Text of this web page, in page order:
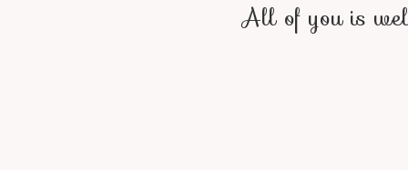
All of you is